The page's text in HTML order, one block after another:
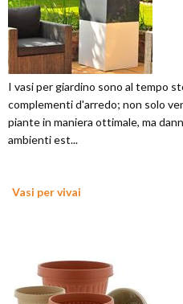
I vasi per giardino sono al tempo
complementi d'arredo; non solo
piante in maniera ottimale, ma
ambienti est...
Vasi per vivai